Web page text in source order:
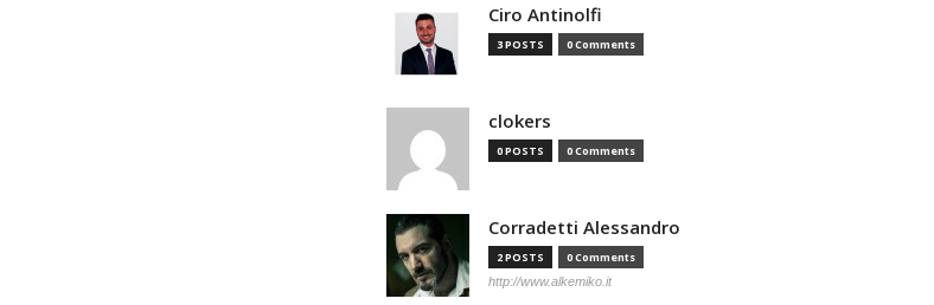
Ciro Antinolfi
3 POSTS 0 Comments
clokers
0 POSTS 0 Comments
Corradetti Alessandro
2 POSTS 0 Comments
http://www.alkemiko.it